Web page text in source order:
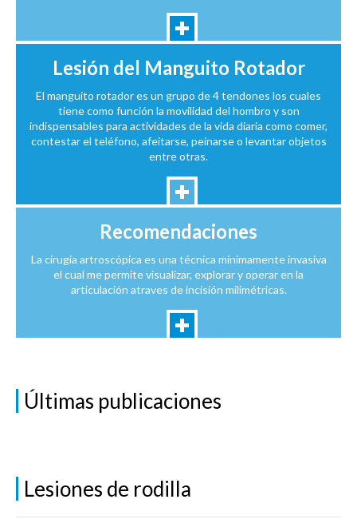
Lesión del Manguito Rotador
El manguito rotador es un grupo de 4 tendones los cuales
tiene como función la movilidad del hombro y son
indispensables para actividades de la vida diaria como comer,
contestar el teléfono, afeitarse, peinarse o levantar objetos
entre otras.
Recomendaciones
La cirugía artroscópica es una técnica minimamente invasiva
el cual me permite visualizar, explorar y operar en la
articulación atraves de incisión milimétricas.
Últimas publicaciones
Lesiones de rodilla